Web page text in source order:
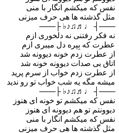
نفس که میکشم انگار با منی
مثل گذشته ها هی حرف میزنی
───┤ ♩♬♫♪♭ ├───
نه فکر رفتنی نه دلخوری ازم
عطرت که بِپره دل میبری ازم
از عطرت زدم خونه دیوونه شد
اتاق بی صدات دیوونه خونه شد
از عطرت زدم خواب از سرم پرید
میشه مگه یه شب خواب تو رو ندید
───┤ ♩♬♫♪♭ ├───
نفس که میکشم تو خونه ای هنوز
دیوونتم تو هم دیوونه ای هنوز
نفس که میکشم انگار با منی
مثل گذشته ها هی حرف میزنی